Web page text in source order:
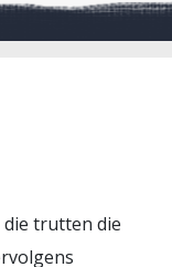
die trutten die